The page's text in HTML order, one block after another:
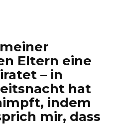
Eltern eine
– in
hat
indem
mir, dass